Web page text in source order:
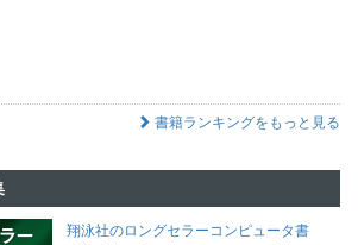
書籍ランキングをもっと見る
翔泳社のロングセラーコンピュータ書